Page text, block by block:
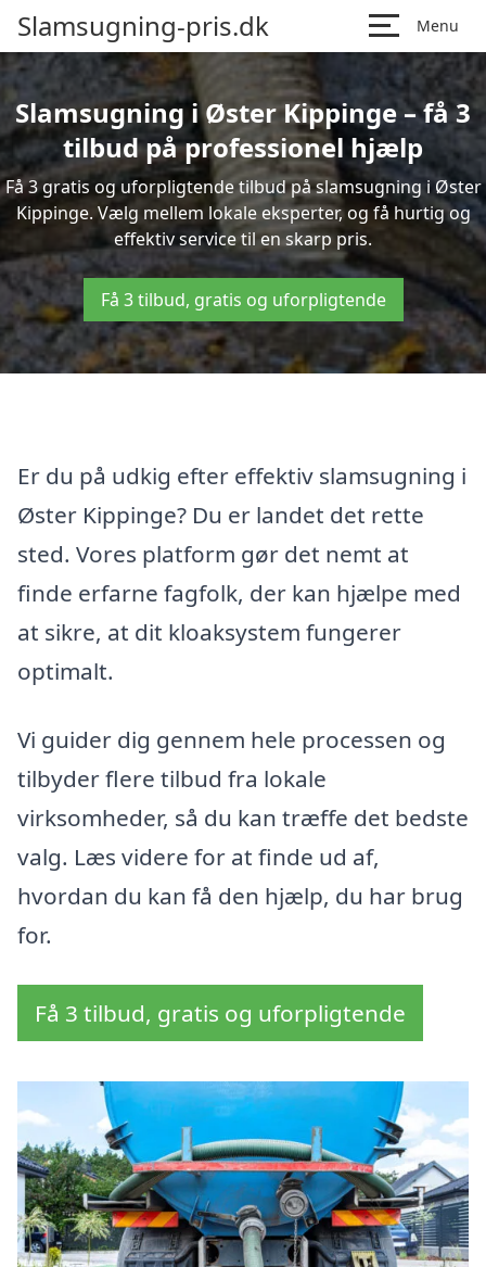
Slamsugning-pris.dk Menu
Slamsugning i Øster Kippinge – få 3
tilbud på professionel hjælp
Få 3 gratis og uforpligtende tilbud på slamsugning i Øster
Kippinge. Vælg mellem lokale eksperter, og få hurtig og
effektiv service til en skarp pris.
Få 3 tilbud, gratis og uforpligtende
Er du på udkig efter effektiv slamsugning i
Øster Kippinge? Du er landet det rette
sted. Vores platform gør det nemt at
finde erfarne fagfolk, der kan hjælpe med
at sikre, at dit kloaksystem fungerer
optimalt.
Vi guider dig gennem hele processen og
tilbyder flere tilbud fra lokale
virksomheder, så du kan træffe det bedste
valg. Læs videre for at finde ud af,
hvordan du kan få den hjælp, du har brug
for.
Få 3 tilbud, gratis og uforpligtende